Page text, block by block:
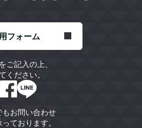
もお問い合わせ
ております。
フォーム
ご記入の上、
ください。